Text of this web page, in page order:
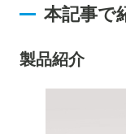
本記事で
製品紹介